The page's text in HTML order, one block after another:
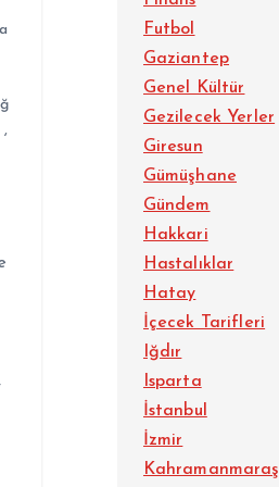
,
Futbol
Gaziantep
Genel Kültür
Gezilecek Yerler
Giresun
Gümüşhane
Gündem
Hakkari
Hastalıklar
Hatay
İçecek Tarifleri
Iğdır
Isparta
İstanbul
İzmir
Kahramanmaraş